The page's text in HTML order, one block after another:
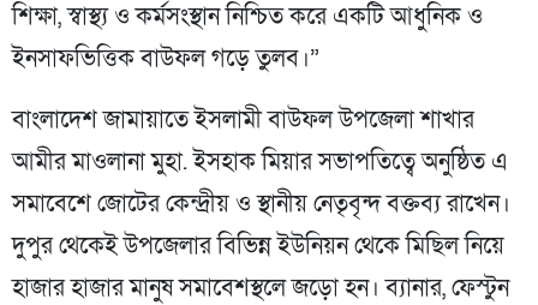
শিক্ষা, স্বাস্থ্য ও কর্মসংস্থান নিশ্চিত করে একটি আধুনিক ও
ইনসাফভিত্তিক বাউফল গড়ে তুলব।”
বাংলাদেশ জামায়াতে ইসলামী বাউফল উপজেলা শাখার
আমীর মাওলানা মুহা. ইসহাক মিয়ার সভাপতিত্বে অনুষ্ঠিত এ
সমাবেশে জোটের কেন্দ্রীয় ও স্থানীয় নেতৃবৃন্দ বক্তব্য রাখেন।
দুপুর থেকেই উপজেলার বিভিন্ন ইউনিয়ন থেকে মিছিল নিয়ে
হাজার হাজার মানুষ সমাবেশস্থলে জড়ো হন। ব্যানার, ফেস্টুন